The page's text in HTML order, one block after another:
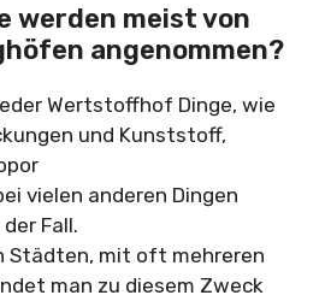
werden meist von
angenommen?
Wertstoffhof Dinge, wie
und Kunststoff,
vielen anderen Dingen
Fall.
Städten, mit oft mehreren
man zu diesem Zweck